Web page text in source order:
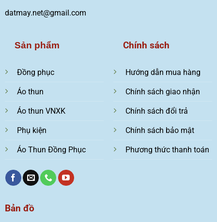
datmay.net@gmail.com
Sản phẩm
Đồng phục
Áo thun
Áo thun VNXK
Phụ kiện
Áo Thun Đồng Phục
Chính sách
Hướng dẫn mua hàng
Chính sách giao nhận
Chính sách đổi trả
Chính sách bảo mật
Phương thức thanh toán
Bản đồ